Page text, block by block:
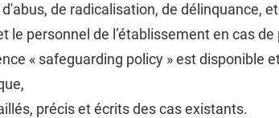
de radicalisation, de délinquance,
le personnel de l’établissement en cas de
« safeguarding policy » est disponible
précis et écrits des cas existants.